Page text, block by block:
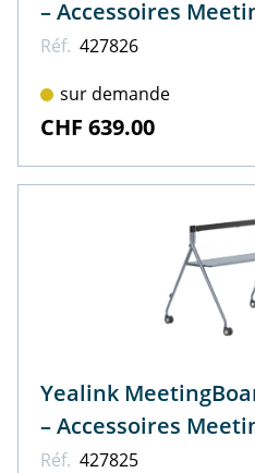
– Accessoires
Réf. 427826
sur demande
CHF 639.00
Yealink
– Accessoires
Réf. 427825